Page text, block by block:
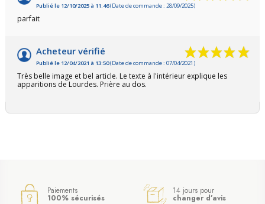
Publié le 12/10/2025 à 11:46(Date de commande : 28/09/2025)
parfait
Acheteur vérifié
Publié le 12/04/2021 à 13:50(Date de commande : 07/04/2021)
Très belle image et bel article. Le texte à l'intérieur explique les
apparitions de Lourdes. Prière au dos.
Paiements
100% sécurisés
14 jours pour
changer d’avis